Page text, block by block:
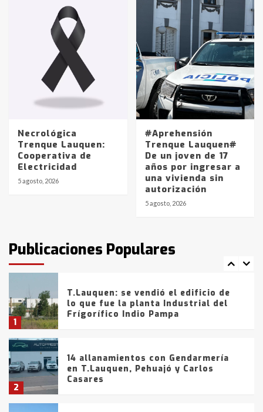
Necrológica
Trenque Lauquen:
Cooperativa de
Electricidad
5 agosto, 2026
#Aprehensión
Trenque Lauquen#
De un joven de 17
años por ingresar a
una vivienda sin
autorización
5 agosto, 2026
Publicaciones Populares
Accidente en Ruta 5: falleció un
joven de Trenque Lauquen
Los precios de los combustibles en
La Pampa, desde YPF hasta Axion
entre 857 a 1338 pesos
La Bolsa de Cereales de Bahía
Blanca anticipa que Agosto vendrá
con lluvias y heladas, en gran parte
fueron detenidos por
comercialización de drogas en la
tarde del sábado
1
T.Lauquen: se vendió el edificio de
lo que fue la planta Industrial del
Frígorífico Indio Pampa
2
14 allanamientos con Gendarmería
en T.Lauquen, Pehuajó y Carlos
Casares